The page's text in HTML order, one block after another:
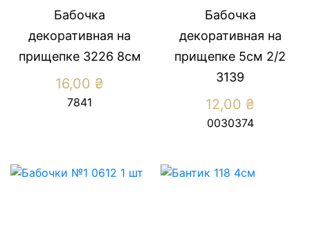
Бабочка
декоративная на
прищепке 3226 8см
16,00 ₴
7841
Бабочка
декоративная на
прищепке 5см 2/2
3139
12,00 ₴
0030374